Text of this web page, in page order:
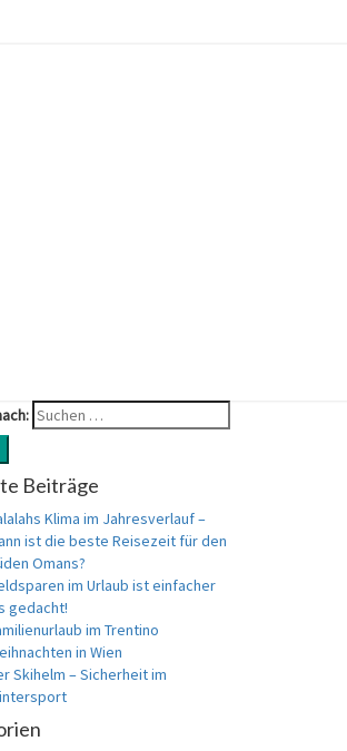
Beiträge
Klima im Jahresverlauf –
ist die beste Reisezeit für den
Omans?
im Urlaub ist einfacher
gedacht!
im Trentino
in Wien
Skihelm – Sicherheit im